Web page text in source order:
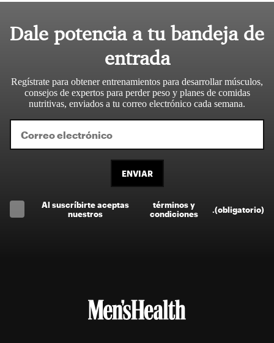
Dale potencia a tu bandeja de
entrada
Regístrate para obtener entrenamientos para desarrollar músculos,
consejos de expertos para perder peso y planes de comidas
nutritivas, enviados a tu correo electrónico cada semana.
ENVIAR
Al suscríbirte aceptas
nuestros
términos y
condiciones
(obligatorio)